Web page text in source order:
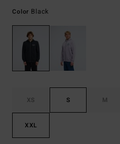
Color Black
XS S M
XXL